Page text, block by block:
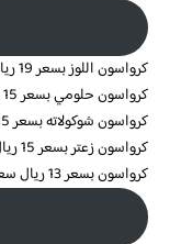
كرواسون اللوز بسعر 19 ريال سعودي، وتحتوي على 430 سعرة حرارية
كرواسون حلومي بسعر 15 ريال سعودي، وتحتوي على 380 سعرة حرارية
كرواسون شوكولاته بسعر 15 ريال سعودي، وتحتوي على 370 سعرة حرارية
كرواسون زعتر بسعر 15 ريال سعودي، وتحتوي على 380 سعرة حرارية
كرواسون بسعر 13 ريال سعودي، وتحتوي على 340 سعرة حرارية